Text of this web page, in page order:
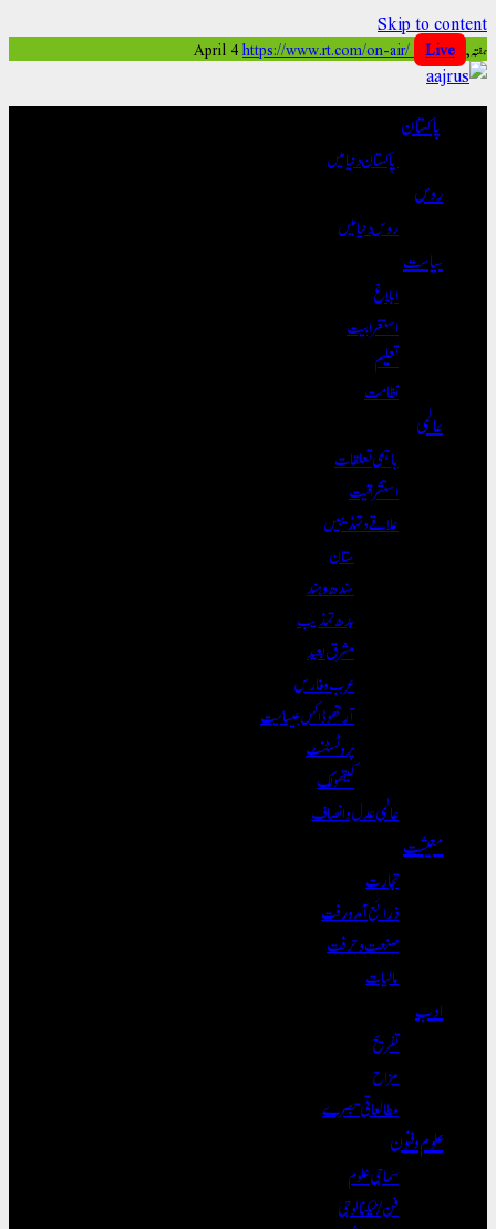
Skip to content
ہفتہ, April 4 https://www.rt.com/on-air/ Live
پاکستان
پاکستان دنیا میں
روس
روس دنیا میں
سیاست
ابلاغ
استغرابیت
تعلیم
نظامت
عالمی
باہمی تعلقات
استشراقیت
علاقے و تہذیبیں
ستان
سندھ و ہند
بدھ تہذیب
مشرق بعید
عرب و فارس
آرتھوڈاکس عیسائیت
پروٹسٹنٹ
کیتھولک
عالمی عدل و انصاف
معیشت
تجارت
ذرائع آمدورفت
صنعت و حرفت
مالیات
ادب
تفریح
مزاح
مطالعاتی تبصرے
علوم و فنون
سماجی علوم
فن/ٹیکنالوجی